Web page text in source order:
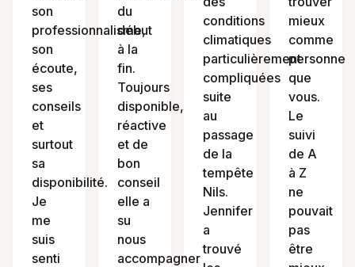
son
professionnalisme,
son
écoute,
ses
conseils
et
surtout
sa
disponibilité.
Je
me
suis
senti
du
début
à la
fin.
Toujours
disponible,
réactive
et de
bon
conseil
elle a
su
nous
accompagner
conditions
climatiques
particulièrement
compliquées
suite
au
passage
de la
tempête
Nils.
Jennifer
a
trouvé
mieux
comme
personne
que
vous.
Le
suivi
de A
à Z
ne
pouvait
pas
être